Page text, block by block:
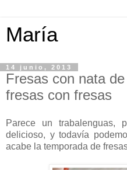
María
14 junio, 2013
Fresas con nata
fresas con fresas
Parece un
delicioso, y todavía
acabe la temporada de